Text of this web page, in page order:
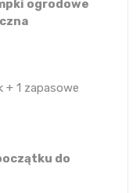
ogrodowe
+ 1 zapasowe
do